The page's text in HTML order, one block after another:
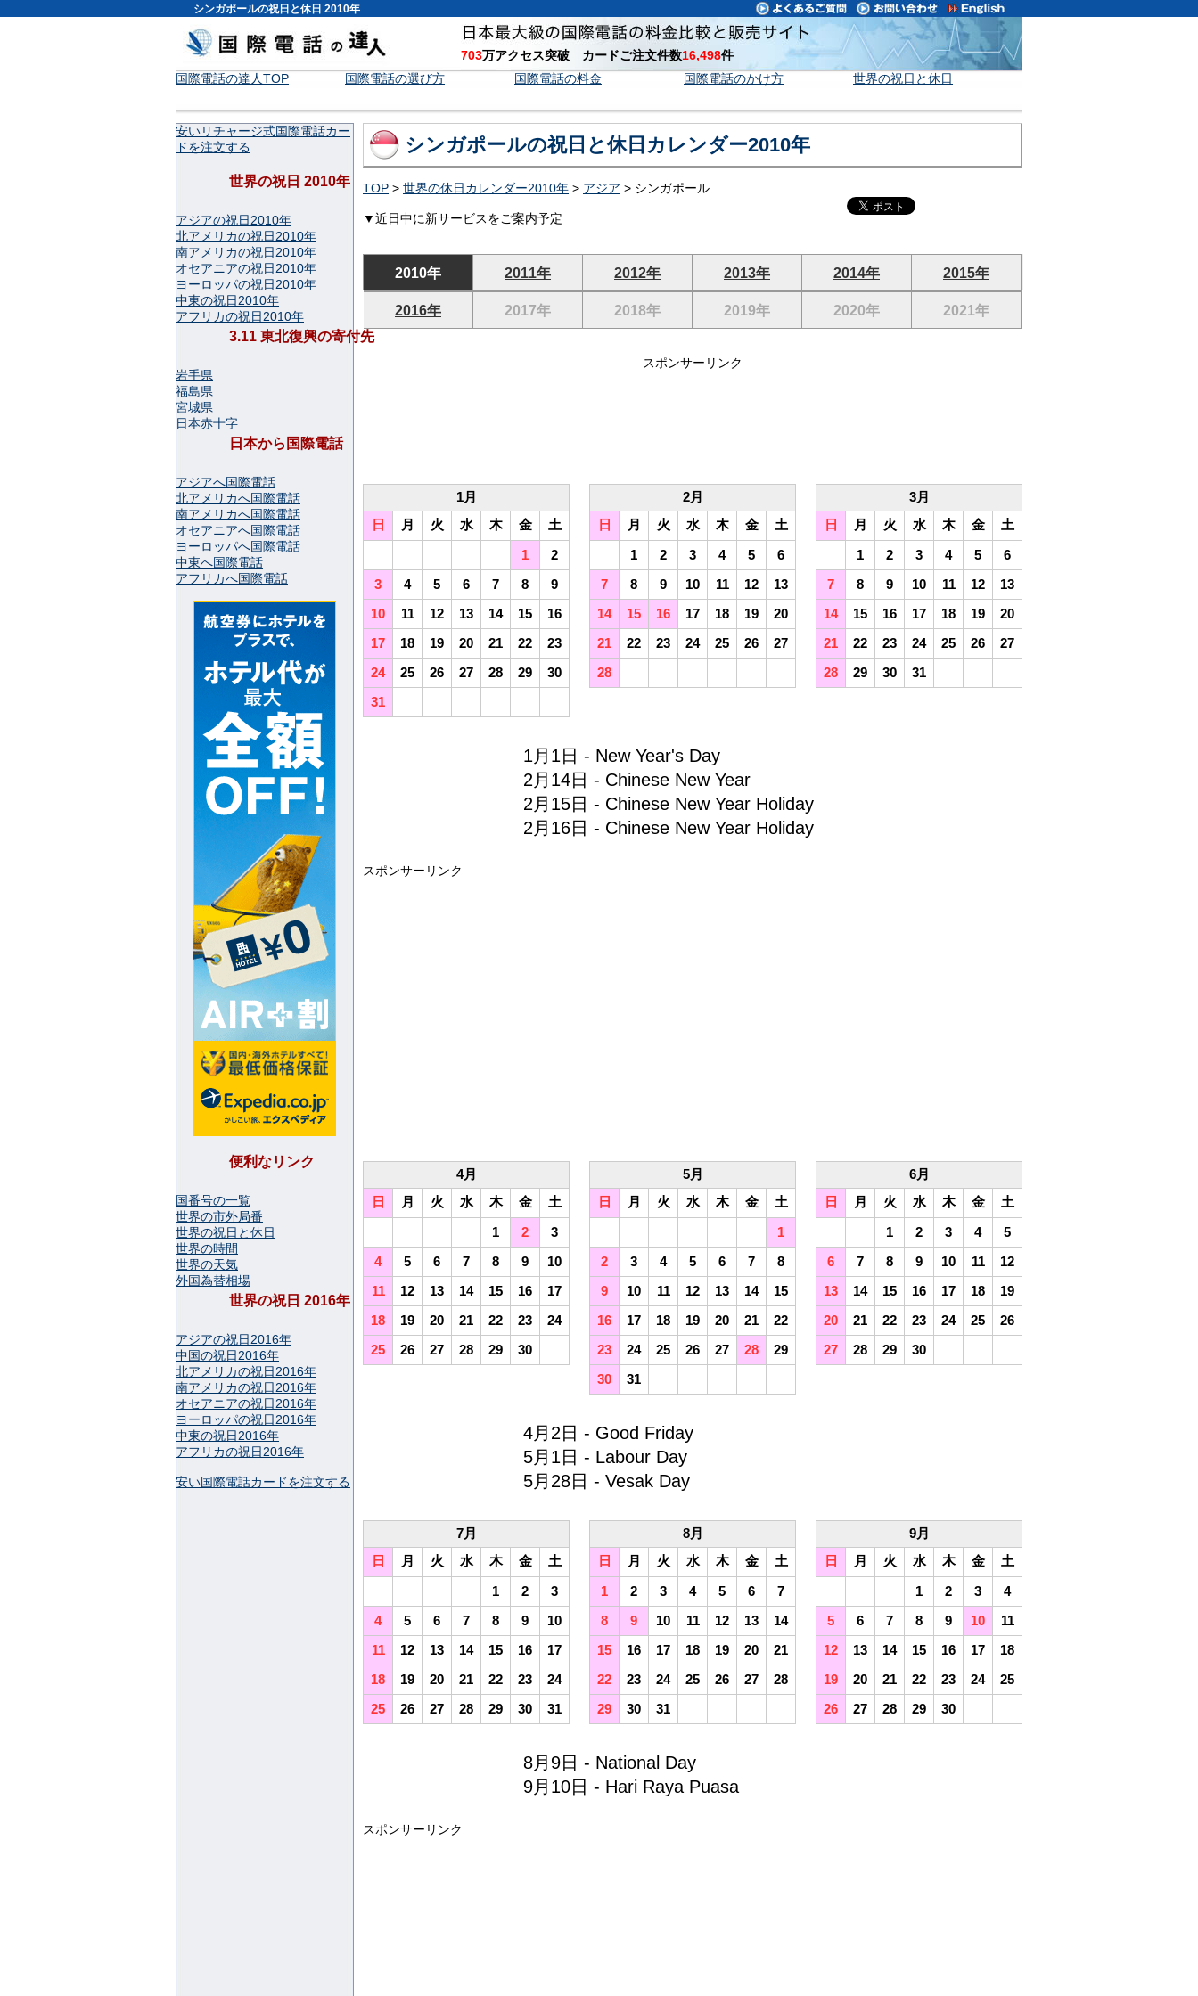
シンガポールの祝日と休日 2010年
703万アクセス突破 カードご注文件数16,498件
国際電話の達人TOP
国際電話の選び方 国際電話の料金 国際電話のかけ方 世界の祝日と休日
シンガポールの祝日と休日カレンダー2010年
TOP > 世界の休日カレンダー2010年 > アジア > シンガポール
▼近日中に新サービスをご案内予定
2010年 2011年 2012年 2013年 2014年 2015年
2016年 2017年 2018年 2019年 2020年 2021年
スポンサーリンク
1月
日
月 火 水 木 金
土
1
2
3
4 5 6 7 8
9
10
11 12 13 14 15
16
17
18 19 20 21 22
23
24
25 26 27 28 29
30
31
2月
日
月 火 水 木 金
土
1
2 3 4 5
6
7
8 9 10 11 12
13
14
15 16 17 18 19
20
21
22 23 24 25 26
27
28
3月
日
月 火 水 木 金
土
1
2 3 4 5
6
7
8 9 10 11 12
13
14
15 16 17 18 19
20
21
22 23 24 25 26
27
28
29 30 31
1月1日 - New Year's Day
2月14日 - Chinese New Year
2月15日 - Chinese New Year Holiday
2月16日 - Chinese New Year Holiday
スポンサーリンク
4月
日
月 火 水 木 金
土
1
2
3
4
5 6 7 8 9
10
11
12 13 14 15 16
17
18
19 20 21 22 23
24
25
26 27 28 29 30
5月
日
月 火 水 木 金
土
1
2
3 4 5 6 7
8
9
10 11 12 13 14
15
16
17 18 19 20 21
22
23
24 25 26 27 28
29
30
31
6月
日
月 火 水 木 金
土
1
2 3 4
5
6
7 8 9 10 11
12
13
14 15 16 17 18
19
20
21 22 23 24 25
26
27
28 29 30
4月2日 - Good Friday
5月1日 - Labour Day
5月28日 - Vesak Day
7月
日
月 火 水 木 金
土
1
2
3
4
5 6 7 8 9
10
11
12 13 14 15 16
17
18
19 20 21 22 23
24
25
26 27 28 29 30 31
8月
日
月 火 水 木 金
土
1
2 3 4 5 6
7
8
9 10 11 12 13
14
15
16 17 18 19 20
21
22
23 24 25 26 27
28
29
30 31
9月
日
月 火 水 木 金
土
1
2 3
4
5
6 7 8 9 10
11
12
13 14 15 16 17
18
19
20 21 22 23 24
25
26
27 28 29 30
8月9日 - National Day
9月10日 - Hari Raya Puasa
スポンサーリンク
安いリチャージ式国際電話カー
ドを注文する
世界の祝日 2010年
アジアの祝日2010年
北アメリカの祝日2010年
南アメリカの祝日2010年
オセアニアの祝日2010年
ヨーロッパの祝日2010年
中東の祝日2010年
アフリカの祝日2010年
3.11 東北復興の寄付先
岩手県
福島県
宮城県
日本赤十字
日本から国際電話
アジアへ国際電話
北アメリカへ国際電話
南アメリカへ国際電話
オセアニアへ国際電話
ヨーロッパへ国際電話
中東へ国際電話
アフリカへ国際電話
便利なリンク
国番号の一覧
世界の市外局番
世界の祝日と休日
世界の時間
世界の天気
外国為替相場
世界の祝日 2016年
アジアの祝日2016年
中国の祝日2016年
北アメリカの祝日2016年
南アメリカの祝日2016年
オセアニアの祝日2016年
ヨーロッパの祝日2016年
中東の祝日2016年
アフリカの祝日2016年
安い国際電話カードを注文する